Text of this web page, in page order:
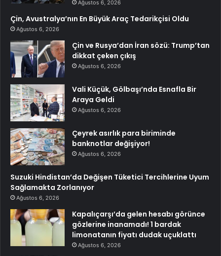
Ağustos 6, 2026
Çin, Avustralya’nın En Büyük Araç Tedarikçisi Oldu
Ağustos 6, 2026
Çin ve Rusya’dan İran sözü: Trump’tan
dikkat çeken çıkış
Ağustos 6, 2026
Vali Küçük, Gölbaşı’nda Esnafla Bir
Araya Geldi
Ağustos 6, 2026
Çeyrek asırlık para biriminde
banknotlar değişiyor!
Ağustos 6, 2026
Suzuki Hindistan’da Değişen Tüketici Tercihlerine Uyum
Sağlamakta Zorlanıyor
Ağustos 6, 2026
Kapalıçarşı’da gelen hesabı görünce
gözlerine inanamadı! 1 bardak
limonatanın fiyatı dudak uçuklattı
Ağustos 6, 2026